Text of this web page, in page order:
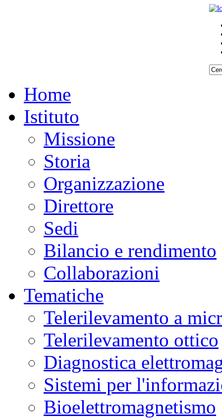
Home
Istituto
Missione
Storia
Organizzazione
Direttore
Sedi
Bilancio e rendimento
Collaborazioni
Tematiche
Telerilevamento a
Telerilevamento ottico
Diagnostica
Sistemi per
Bioelettromagnetismo